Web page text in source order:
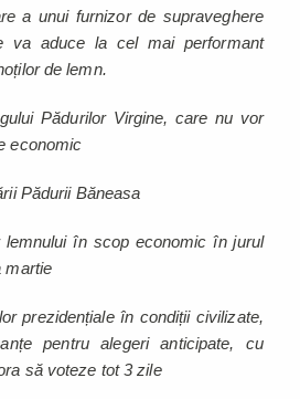
a unui furnizor de supraveghere
va aduce la cel mai performant
de lemn.
Pădurilor Virgine, care nu vor
economic
Pădurii Băneasa
lemnului în scop economic în jurul
martie
prezidențiale în condiții civilizate,
pentru alegeri anticipate, cu
să voteze tot 3 zile